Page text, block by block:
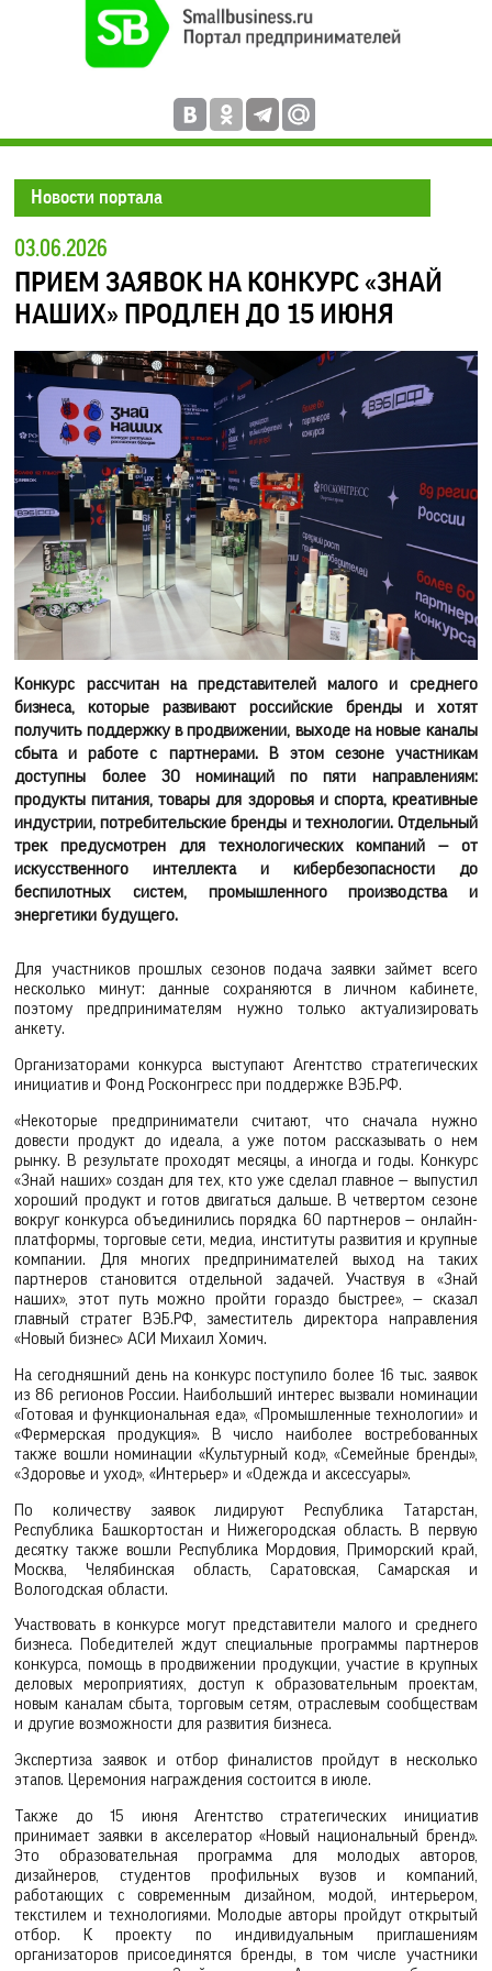
Новости портала
03.06.2026
ПРИЕМ ЗАЯВОК НА КОНКУРС «ЗНАЙ
НАШИХ» ПРОДЛЕН ДО 15 ИЮНЯ
Конкурс рассчитан на представителей малого и среднего
бизнеса, которые развивают российские бренды и хотят
получить поддержку в продвижении, выходе на новые каналы
сбыта и работе с партнерами. В этом сезоне участникам
доступны более 30 номинаций по пяти направлениям:
продукты питания, товары для здоровья и спорта, креативные
индустрии, потребительские бренды и технологии. Отдельный
трек предусмотрен для технологических компаний — от
искусственного интеллекта и кибербезопасности до
беспилотных систем, промышленного производства и
энергетики будущего.
Для участников прошлых сезонов подача заявки займет всего
несколько минут: данные сохраняются в личном кабинете,
поэтому предпринимателям нужно только актуализировать
анкету.
Организаторами конкурса выступают Агентство стратегических
инициатив и Фонд Росконгресс при поддержке ВЭБ.РФ.
«Некоторые предприниматели считают, что сначала нужно
довести продукт до идеала, а уже потом рассказывать о нем
рынку. В результате проходят месяцы, а иногда и годы. Конкурс
«Знай наших» создан для тех, кто уже сделал главное — выпустил
хороший продукт и готов двигаться дальше. В четвертом сезоне
вокруг конкурса объединились порядка 60 партнеров — онлайн-
платформы, торговые сети, медиа, институты развития и крупные
компании. Для многих предпринимателей выход на таких
партнеров становится отдельной задачей. Участвуя в «Знай
наших», этот путь можно пройти гораздо быстрее», — сказал
главный стратег ВЭБ.РФ, заместитель директора направления
«Новый бизнес» АСИ Михаил Хомич.
На сегодняшний день на конкурс поступило более 16 тыс. заявок
из 86 регионов России. Наибольший интерес вызвали номинации
«Готовая и функциональная еда», «Промышленные технологии» и
«Фермерская продукция». В число наиболее востребованных
также вошли номинации «Культурный код», «Семейные бренды»,
«Здоровье и уход», «Интерьер» и «Одежда и аксессуары».
По количеству заявок лидируют Республика Татарстан,
Республика Башкортостан и Нижегородская область. В первую
десятку также вошли Республика Мордовия, Приморский край,
Москва, Челябинская область, Саратовская, Самарская и
Вологодская области.
Участвовать в конкурсе могут представители малого и среднего
бизнеса. Победителей ждут специальные программы партнеров
конкурса, помощь в продвижении продукции, участие в крупных
деловых мероприятиях, доступ к образовательным проектам,
новым каналам сбыта, торговым сетям, отраслевым сообществам
и другие возможности для развития бизнеса.
Экспертиза заявок и отбор финалистов пройдут в несколько
этапов. Церемония награждения состоится в июле.
Также до 15 июня Агентство стратегических инициатив
принимает заявки в акселератор «Новый национальный бренд».
Это образовательная программа для молодых авторов,
дизайнеров, студентов профильных вузов и компаний,
работающих с современным дизайном, модой, интерьером,
текстилем и технологиями. Молодые авторы пройдут открытый
отбор. К проекту по индивидуальным приглашениям
организаторов присоединятся бренды, в том числе участники